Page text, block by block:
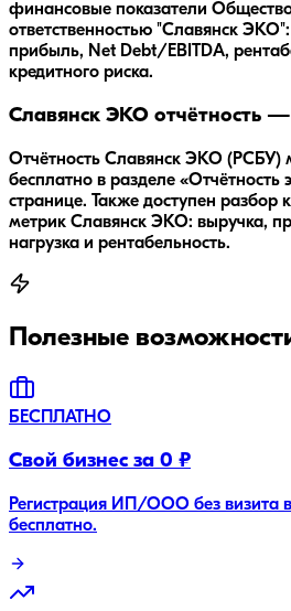
финансовые показатели
ответственностью "Славянск
прибыль, Net Debt/EBITDA,
кредитного риска.
Славянск ЭКО отчётность —
Отчётность Славянск ЭКО (РСБУ)
бесплатно в разделе «Отчётность
странице. Также доступен
метрик Славянск ЭКО: выручка,
нагрузка и рентабельность.
Полезные
БЕСПЛАТНО
Свой бизнес за 0 ₽
Регистрация ИП/ООО без визита
бесплатно.